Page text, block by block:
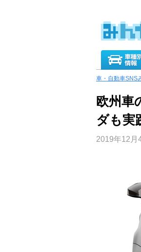
車・自動車SNS
欧州車
ダも実
2019年12月